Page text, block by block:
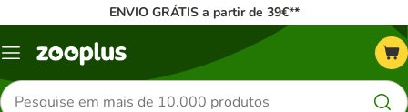
ENVIO GRÁTIS a partir de 39€**
Menu
Pesquisar
produtos